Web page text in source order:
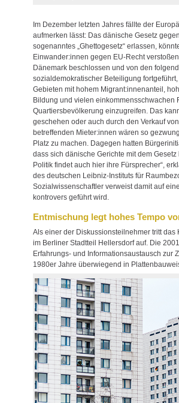
Im Dezember letzten Jahres fällte der
aufmerken lässt: Das dänische Gesetz
sogenanntes „Ghettogesetz“ erlassen,
Einwander:innen gegen EU-Recht
Dänemark beschlossen und von den
sozialdemokratischer Beteiligung
Gebieten mit hohem Migrant:innenanteil,
Bildung und vielen einkommensschwachen
Quartiersbevölkerung einzugreifen. Das
geschehen oder auch durch den Verkauf
betreffenden Mieter:innen wären so
Platz zu machen. Dagegen hatten
dass sich dänische Gerichte mit dem
Politik findet auch hier ihre Fürsprecher“,
des deutschen Leibniz-Instituts für
Sozialwissenschaftler verweist damit auf
kontrovers geführt wird.
Entmischung legt hohes Tempo
Als einer der Diskussionsteilnehmer tritt
im Berliner Stadtteil Hellersdorf auf. Die
Erfahrungs- und Informationsaustausch zur
1980er Jahre überwiegend in